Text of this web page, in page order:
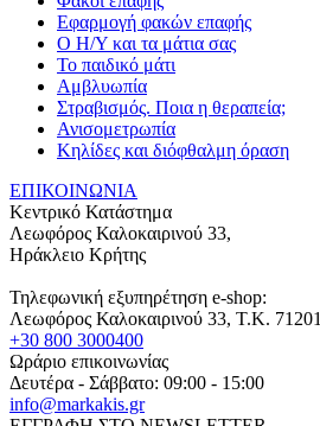
Εφαρμογή φακών επαφής
Ο Η/Υ και τα μάτια σας
Το παιδικό μάτι
Αμβλυωπία
Στραβισμός. Ποια η θεραπεία;
Ανισομετρωπία
Κηλίδες και διόφθαλμη όραση
ΕΠΙΚΟΙΝΩΝΙΑ
Κεντρικό Κατάστημα
Λεωφόρος Καλοκαιρινού 33,
Ηράκλειο Κρήτης
Τηλεφωνική εξυπηρέτηση e-shop:
Λεωφόρος Καλοκαιρινού 33, T.K. 71201
+30 800 3000400
Ωράριο επικοινωνίας
Δευτέρα - Σάββατο: 09:00 - 15:00
info@markakis.gr